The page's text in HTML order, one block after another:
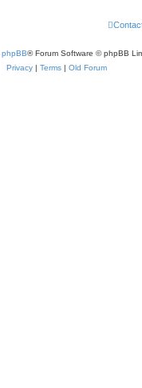
phpBB® Forum Software © phpBB
Privacy| Terms| Old Forum